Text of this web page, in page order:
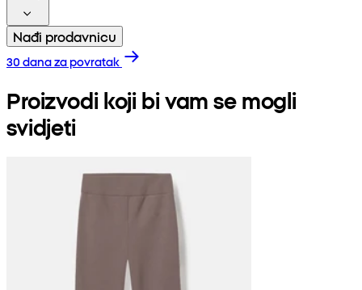
Nađi prodavnicu
30 dana za povratak
Proizvodi koji bi vam se mogli
svidjeti